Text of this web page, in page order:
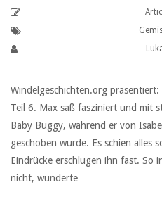
Windelgeschichten.org
Teil 6. Max saß fasziniert und mit
Baby Buggy, während er von
geschoben wurde. Es schien alles
Eindrücke erschlugen ihn fast. So
nicht, wunderte